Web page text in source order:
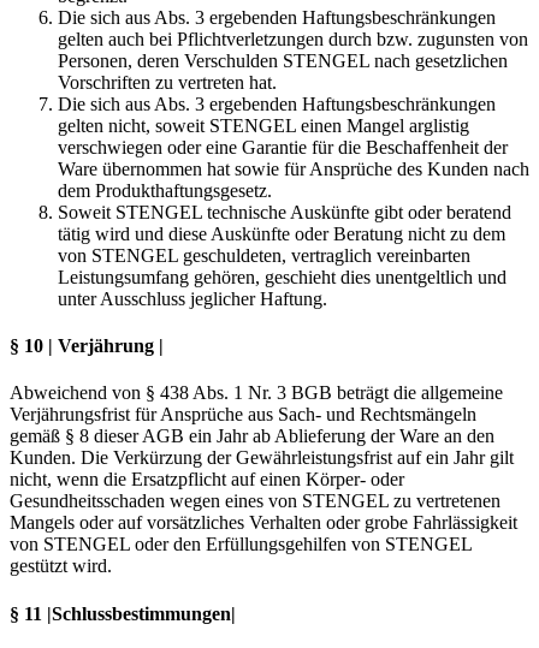
Die sich aus Abs. 3 ergebenden Haftungsbeschränkungen
gelten auch bei Pflichtverletzungen durch bzw. zugunsten von
Personen, deren Verschulden STENGEL nach gesetzlichen
Vorschriften zu vertreten hat.
Die sich aus Abs. 3 ergebenden Haftungsbeschränkungen
gelten nicht, soweit STENGEL einen Mangel arglistig
verschwiegen oder eine Garantie für die Beschaffenheit der
Ware übernommen hat sowie für Ansprüche des Kunden nach
dem Produkthaftungsgesetz.
Soweit STENGEL technische Auskünfte gibt oder beratend
tätig wird und diese Auskünfte oder Beratung nicht zu dem
von STENGEL geschuldeten, vertraglich vereinbarten
Leistungsumfang gehören, geschieht dies unentgeltlich und
unter Ausschluss jeglicher Haftung.
§ 10 | Verjährung |
Abweichend von § 438 Abs. 1 Nr. 3 BGB beträgt die allgemeine
Verjährungsfrist für Ansprüche aus Sach- und Rechtsmängeln
gemäß § 8 dieser AGB ein Jahr ab Ablieferung der Ware an den
Kunden. Die Verkürzung der Gewährleistungsfrist auf ein Jahr gilt
nicht, wenn die Ersatzpflicht auf einen Körper- oder
Gesundheitsschaden wegen eines von STENGEL zu vertretenen
Mangels oder auf vorsätzliches Verhalten oder grobe Fahrlässigkeit
von STENGEL oder den Erfüllungsgehilfen von STENGEL
gestützt wird.
§ 11 |Schlussbestimmungen|